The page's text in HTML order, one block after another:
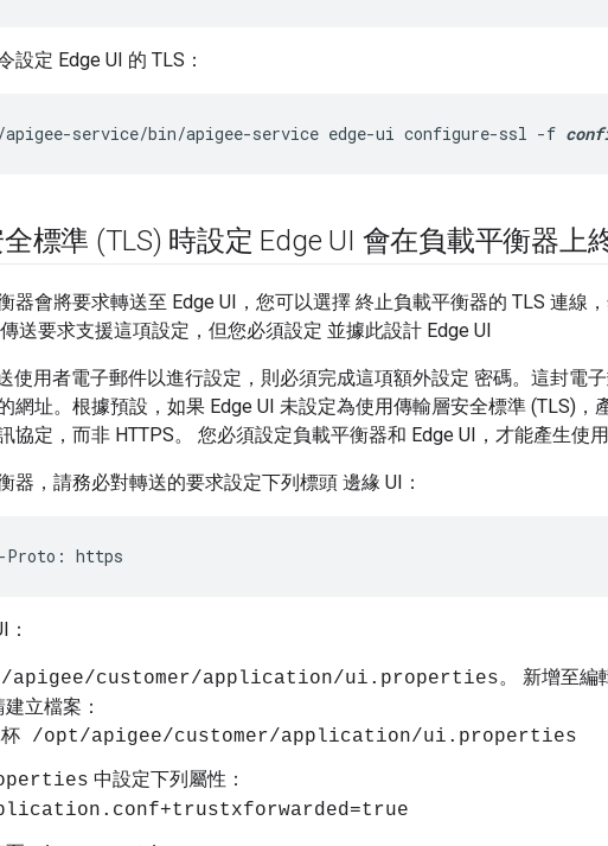
設定 Edge UI 的 TLS：
service/bin/apigee-service edge-ui configure-ssl -f
標準 (TLS) 時設定 Edge UI 會在負載平衡器上
器會將要求轉送至 Edge UI，您可以選擇 終止負載平衡器的 TLS 連線
送要求支援這項設定，但您必須設定 並據此設計 Edge UI
使用者電子郵件以進行設定，則必須完成這項額外設定 密碼。這封電
網址。根據預設，如果 Edge UI 未設定為使用傳輸層安全標準 (TLS)，
協定，而非 HTTPS。 您必須設定負載平衡器和 Edge UI，才能產生使
器，請務必對轉送的要求設定下列標頭 邊緣 UI：
Proto: https
apigee/customer/application/ui.properties。 新增至編
立檔案：
杯 /opt/apigee/customer/application/ui.properties
中設定下列屬性：